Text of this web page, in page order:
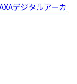
デジタルアーカ